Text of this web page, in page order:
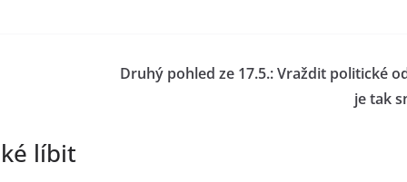
Druhý pohled ze 17.5.: Vraždit politické
je tak
líbit